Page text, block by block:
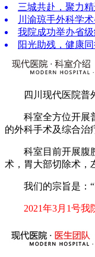
三城共赴，聚力
川渝琼手外科学
我院成功举办省
阳光助残，健康
四川现代医院普外
科室全方位开展普
的外科手术及综合治
科室目前开展腹腔
术，胃大部切除术，
我们的宗旨是：“
2021年3月1号